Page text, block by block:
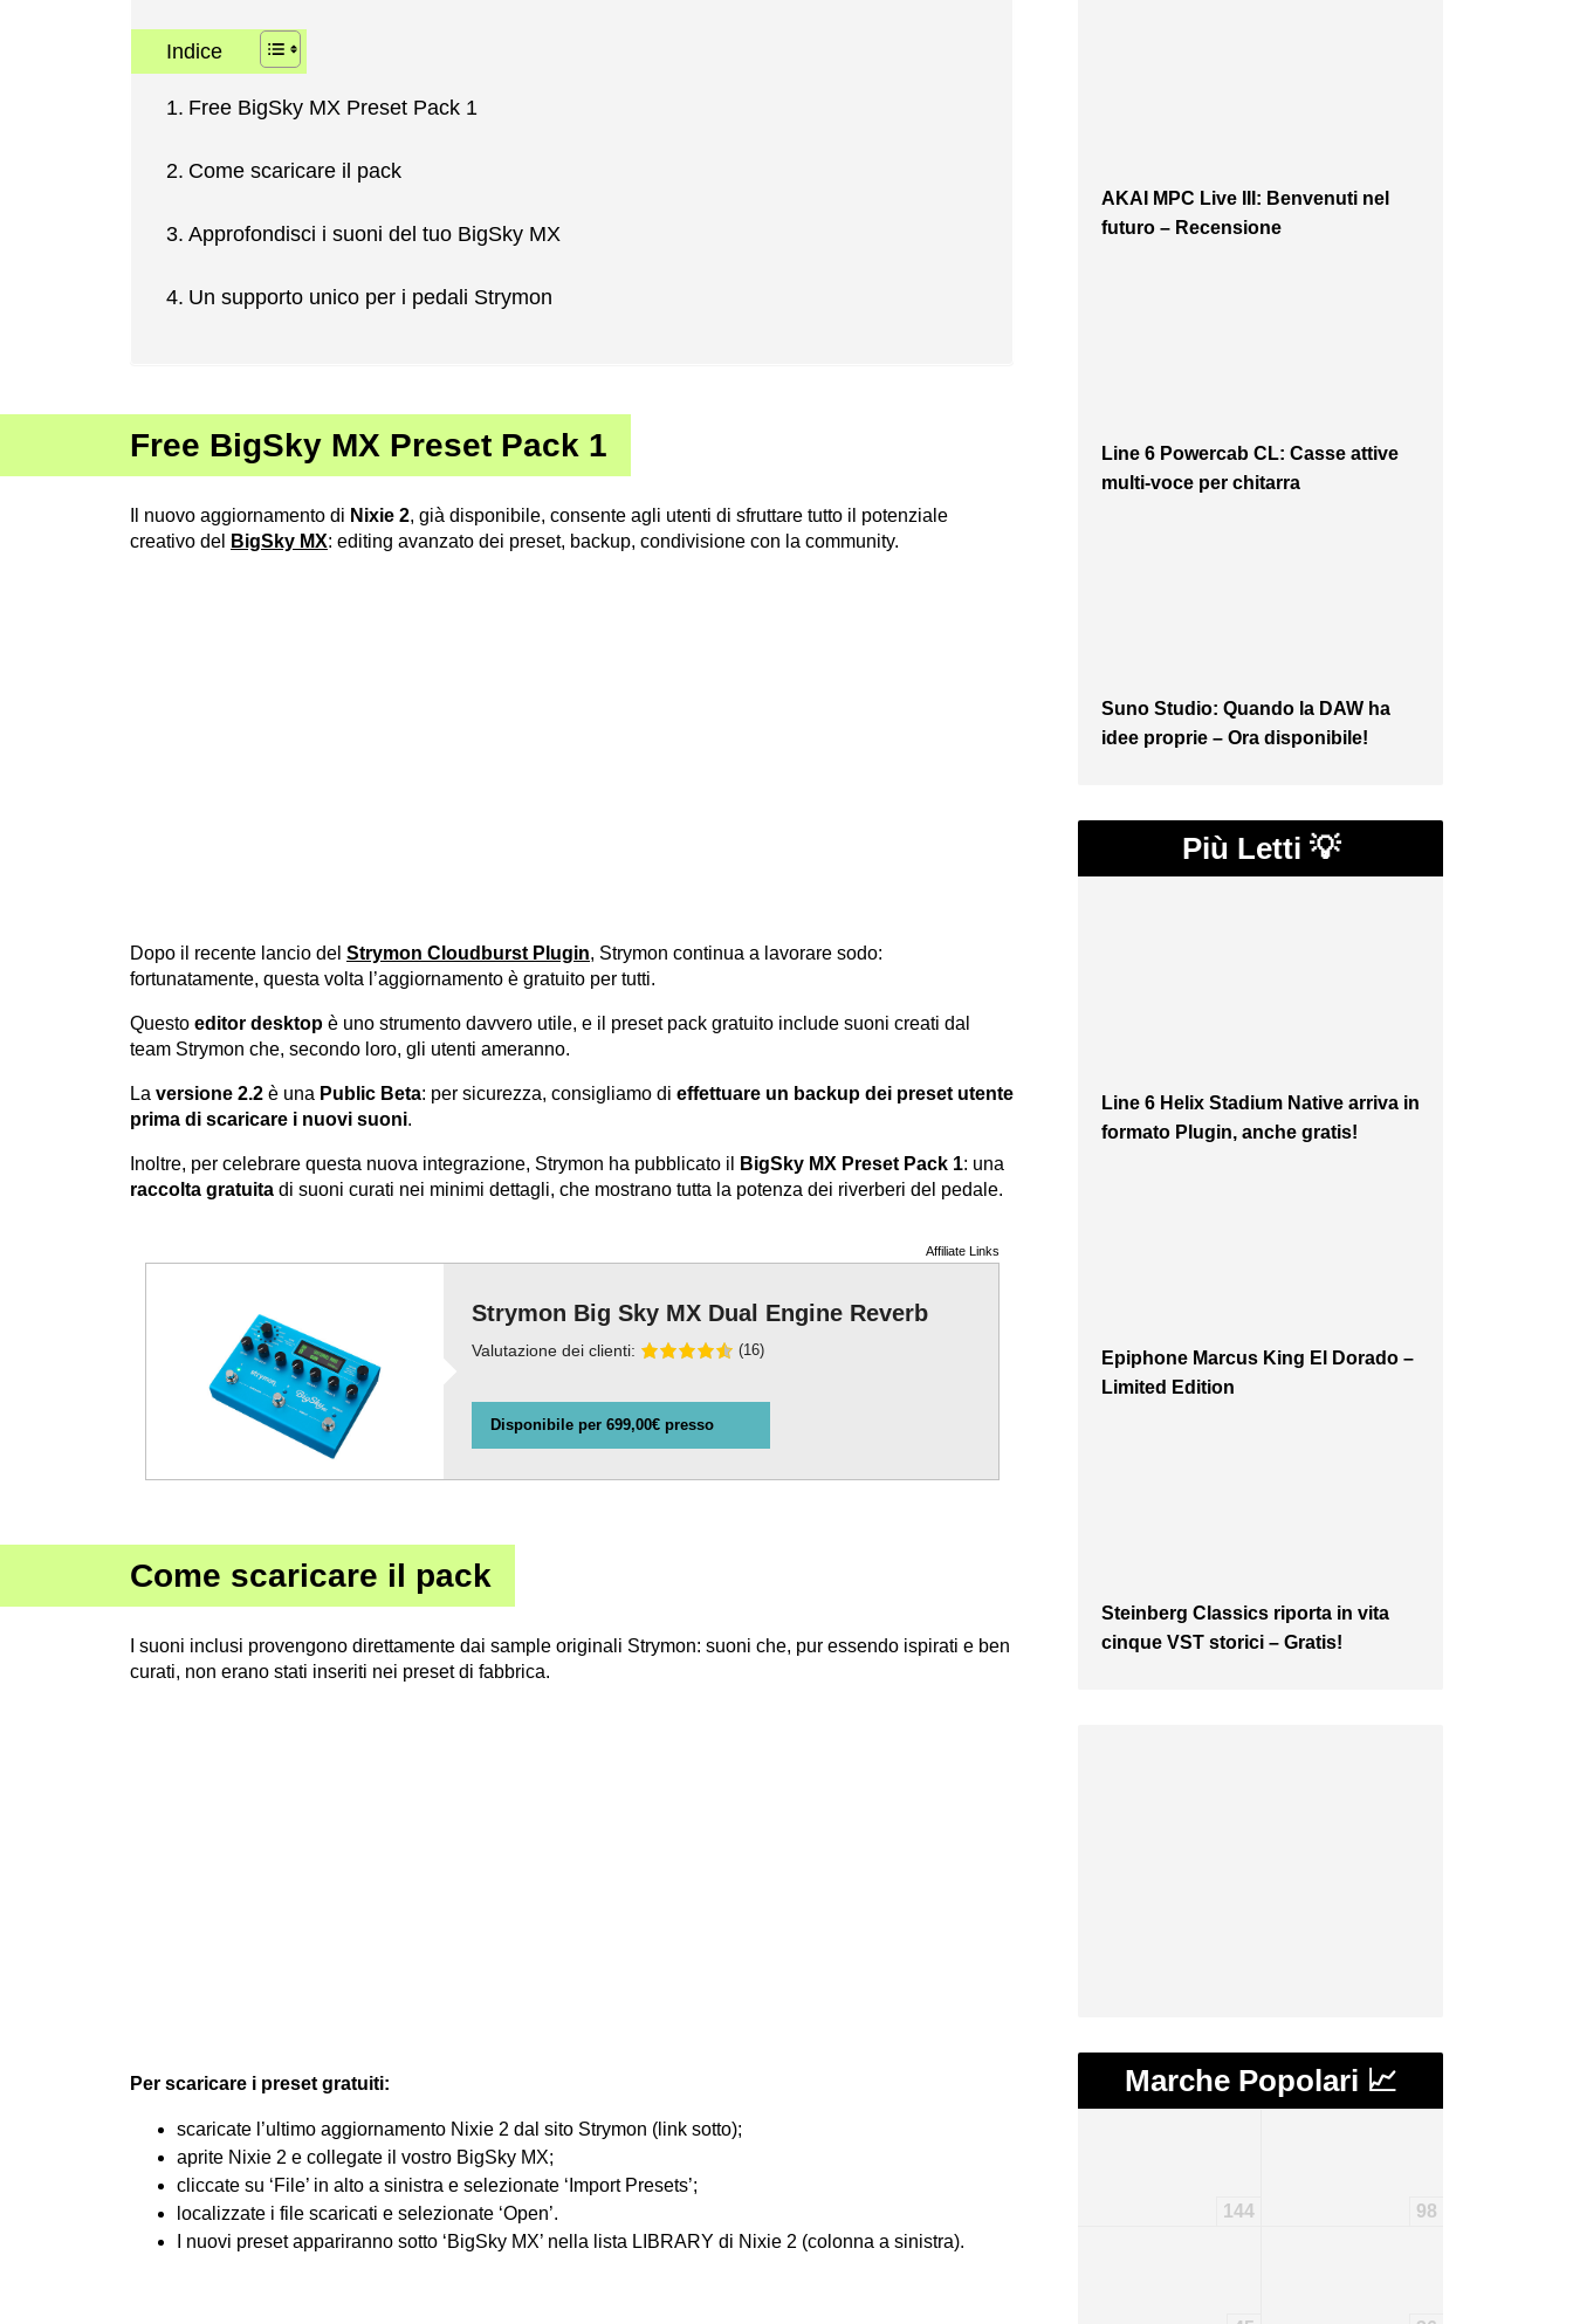
Indice
Free BigSky MX Preset Pack 1
Come scaricare il pack
Approfondisci i suoni del tuo BigSky MX
Un supporto unico per i pedali Strymon
Free BigSky MX Preset Pack 1
Il nuovo aggiornamento di Nixie 2, già disponibile, consente agli utenti di sfruttare tutto il potenziale
creativo del
BigSky MX: editing avanzato dei preset, backup, condivisione con la community.
Dopo il recente lancio del Strymon Cloudburst Plugin, Strymon continua a lavorare sodo:
fortunatamente, questa volta l’aggiornamento è gratuito per tutti.
Questo editor desktop è uno strumento davvero utile, e il preset pack gratuito include suoni creati dal
team Strymon che, secondo loro, gli utenti ameranno.
La versione 2.2 è una Public Beta: per sicurezza, consigliamo di effettuare un backup dei preset utente
prima di scaricare i nuovi suoni.
Inoltre, per celebrare questa nuova integrazione, Strymon ha pubblicato il BigSky MX Preset Pack 1: una
raccolta gratuita di suoni curati nei minimi dettagli, che mostrano tutta la potenza dei riverberi del pedale.
Affiliate Links
Strymon Big Sky MX Dual Engine Reverb
Valutazione dei clienti: (16)
Disponibile per 699,00€ presso
Come scaricare il pack
I suoni inclusi provengono direttamente dai sample originali Strymon: suoni che, pur essendo ispirati e ben
curati, non erano stati inseriti nei preset di fabbrica.
Per scaricare i preset gratuiti:
scaricate l’ultimo aggiornamento Nixie 2 dal sito Strymon (link sotto);
aprite Nixie 2 e collegate il vostro BigSky MX;
cliccate su ‘File’ in alto a sinistra e selezionate ‘Import Presets’;
localizzate i file scaricati e selezionate ‘Open’.
I nuovi preset appariranno sotto ‘BigSky MX’ nella lista LIBRARY di Nixie 2 (colonna a sinistra).
AKAI MPC Live III: Benvenuti nel
futuro – Recensione
Line 6 Powercab CL: Casse attive
multi-voce per chitarra
Suno Studio: Quando la DAW ha
idee proprie – Ora disponibile!
Più Letti 💡
Line 6 Helix Stadium Native arriva in
formato Plugin, anche gratis!
Epiphone Marcus King El Dorado –
Limited Edition
Steinberg Classics riporta in vita
cinque VST storici – Gratis!
Marche Popolari 📈
144 98